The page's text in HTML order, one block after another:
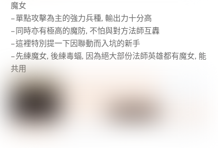
魔女
– 單點攻擊為主的強力兵種, 輸出力十分高
– 同時亦有極高的魔防, 不怕與對方法師互轟
– 這裡特別提一下因聯動而入坑的新手
– 先練魔女, 後練毒蝠, 因為絕大部份法師英雄都有魔女, 能
共用